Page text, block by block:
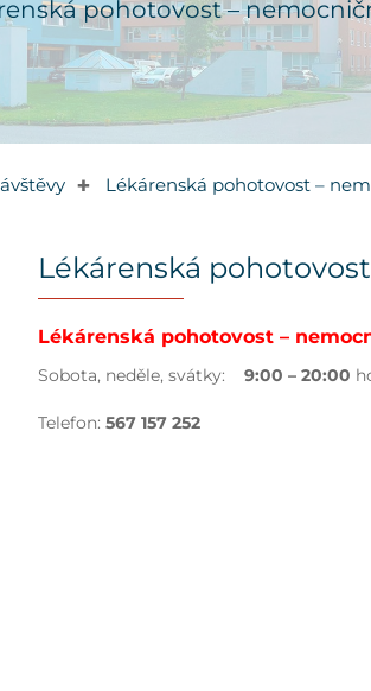
pohotovost –
✚ Lékárenská pohotovost –
Lékárenská pohotovost
Lékárenská pohotovost –
Sobota, neděle, svátky: 9:00 – 20:00
Telefon: 567 157 252